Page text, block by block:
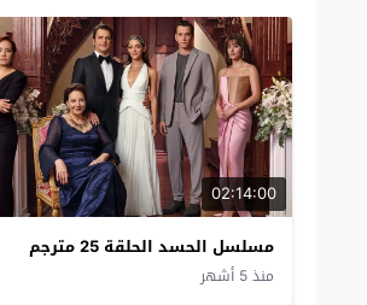
02:14:00
مسلسل الحسد الحلقة 25 مترجم
منذ 5 أشهر